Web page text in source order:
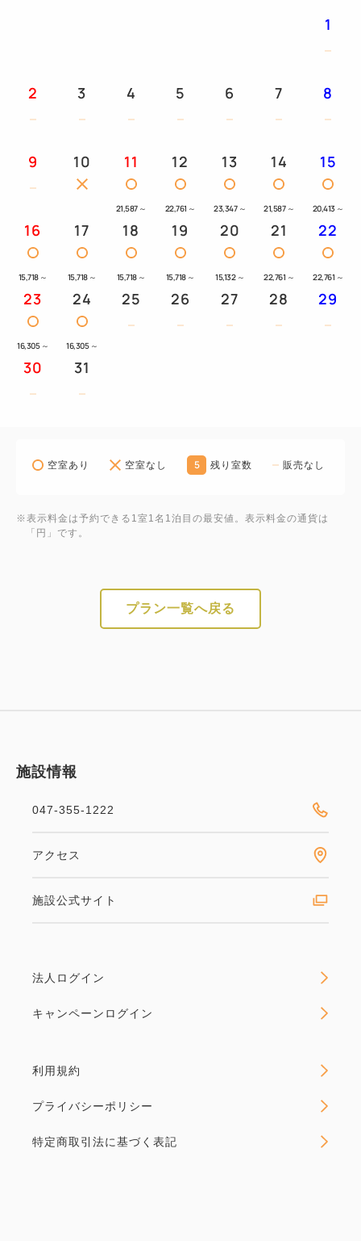
【場所】キッズパーク「ウミエール (Umière) 」(2階)
00）
日の為ご利用いただけません。
【アクティブエリア】
躍動のゾーン：エアートランポリンと柔らかなパルク
ール遊具が融合し、目の前に広がる水平線を感じなが
ら、ダイナミックに全身を動かせます。
【アトリエエリア】
創造のゾーン：木製玩具や自由な造形を楽しむシリコ
ルディング玩具など、創造力を刺激する玩具を厳選。
す。
※対象年齢は、0才～12才（小学生以下）です。
※ご利用の際は必ず保護者同伴のうえ、お子様から目
※お子様を残されてのご退場はお断りいたします。
※施設内での事故や怪我、お客様同士のトラブルにつ
きましては当ホテルでは責任を負いかねます。
＜購入方法＞
・東京ディズニーリゾートⓇ・
※ご精算は、現金もしくは
ウェルカムセンターは
お急ぎの方はホテルへお越しください。
◇◆注意事項◆◇
予約時の料金が適用となります。
1
2 3 4 5 6 7 8
9 10 11
21,587 ～
12
22,761 ～
13
23,347 ～
14
21,587 ～
15
20,413 ～
16
15,718 ～
17
15,718 ～
18
15,718 ～
19
15,718 ～
20
15,132 ～
21
22,761 ～
22
22,761 ～
23
16,305 ～
24
16,305 ～
25 26 27 28 29
30 31
空室あり 空室なし 5 残り室数 販売なし
※表示料金は予約できる1室1名1泊目の最安値。表示料金の通貨は
「円」です。
プラン一覧へ戻る
施設情報
047-355-1222
アクセス
施設公式サイト
法人ログイン
キャンペーンログイン
利用規約
プライバシーポリシー
特定商取引法に基づく表記